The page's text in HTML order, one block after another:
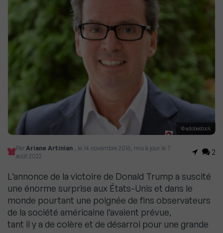
© adobestock
Par Ariane Artinian
, le 14 novembre 2016, mis à jour le 7
août 2022
2
L’annonce de la victoire de Donald Trump a suscité
une énorme surprise aux États-Unis et dans le
monde pourtant une poignée de fins observateurs
de la société américaine l’avaient prévue,
tant il y a de colère et de désarroi pour une grande